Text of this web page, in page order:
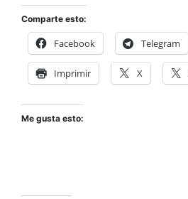
Comparte esto:
Facebook Telegram
Imprimir X
Me gusta esto: